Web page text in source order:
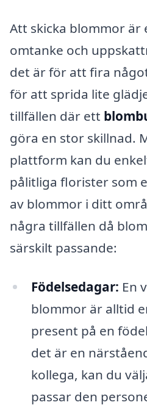
Att skicka blommor är
omtanke och
det är för att fira
för att sprida lite
tillfällen där ett
göra en stor skillnad.
plattform kan du
pålitliga florister som
av blommor i ditt
några tillfällen då
särskilt passande:
Födelsedagar: En
blommor är alltid
present på en
det är en
kollega, kan du
passar den